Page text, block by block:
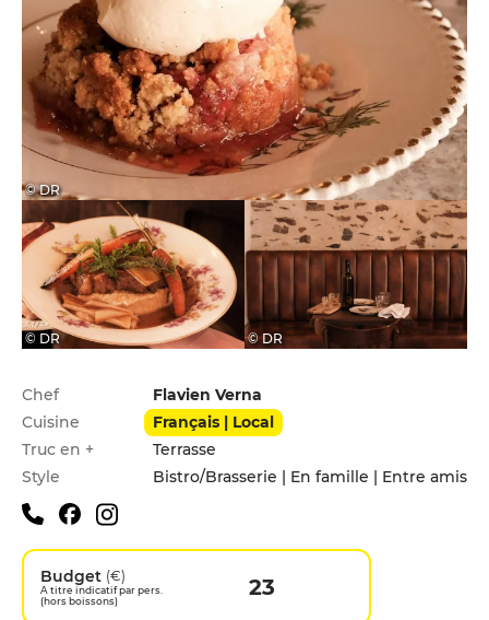
© DR
© DR © DR
Infos pratiques
Chef
Flavien Verna
Cuisine
Français | Local
Truc en +
Terrasse
Style
Bistro/Brasserie | En famille | Entre amis
Budget (€)
A titre indicatif par pers.
(hors boissons)
23